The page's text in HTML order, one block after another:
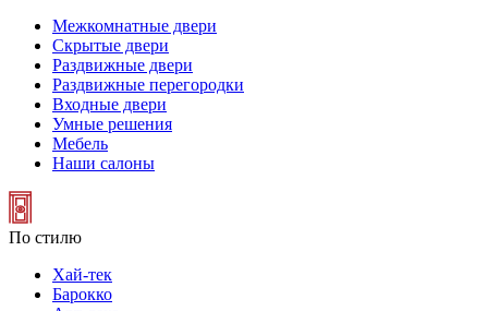
Межкомнатные двери
Скрытые двери
Раздвижные двери
Раздвижные перегородки
Входные двери
Умные решения
Мебель
Наши салоны
По стилю
Хай-тек
Барокко